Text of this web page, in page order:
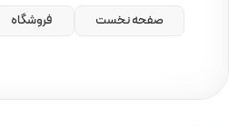
صفحه نخست فروشگاه